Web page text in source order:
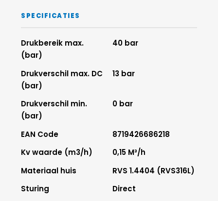
SPECIFICATIES
Drukbereik max.
(bar)
40 bar
Drukverschil max. DC
(bar)
13 bar
Drukverschil min.
(bar)
0 bar
EAN Code
8719426686218
Kv waarde (m3/h)
0,15 M³/h
Materiaal huis
RVS 1.4404 (RVS316L)
Sturing
Direct